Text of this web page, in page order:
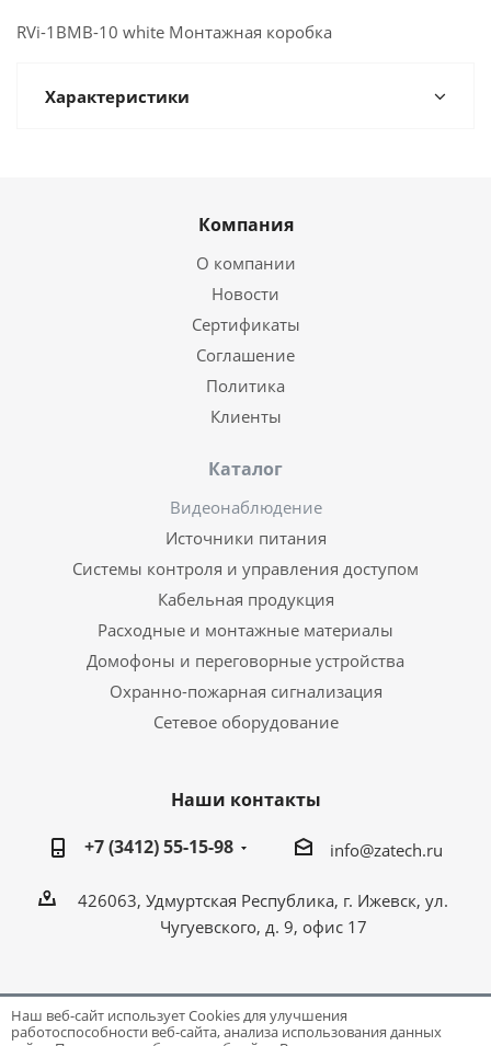
RVi-1BMB-10 white Монтажная коробка
Характеристики
Компания
О компании
Новости
Сертификаты
Соглашение
Политика
Клиенты
Каталог
Видеонаблюдение
Источники питания
Системы контроля и управления доступом
Кабельная продукция
Расходные и монтажные материалы
Домофоны и переговорные устройства
Охранно-пожарная сигнализация
Сетевое оборудование
Наши контакты
+7 (3412) 55-15-98
info@zatech.ru
426063, Удмуртская Республика, г. Ижевск, ул.
Чугуевского, д. 9, офис 17
Наш веб-сайт использует Cookies для улучшения
работоспособности веб-сайта, анализа использования данных